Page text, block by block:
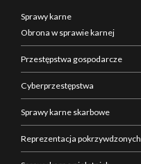
Sprawy karne
Obrona w sprawie karnej
Przestępstwa gospodarcze
Cyberprzestępstwa
Sprawy karne skarbowe
Reprezentacja pokrzywdzonych